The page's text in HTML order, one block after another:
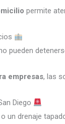
permite
pueden
empresas, las
Diego
un drenaje